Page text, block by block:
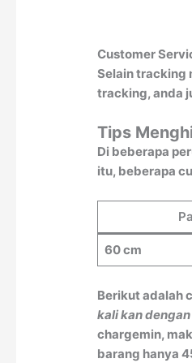
Customer
Selain tracking
tracking, anda
Tips
Di beberapa
itu, beberapa
60 cm
Berikut adalah
kali kan
chargemin,
barang hanya